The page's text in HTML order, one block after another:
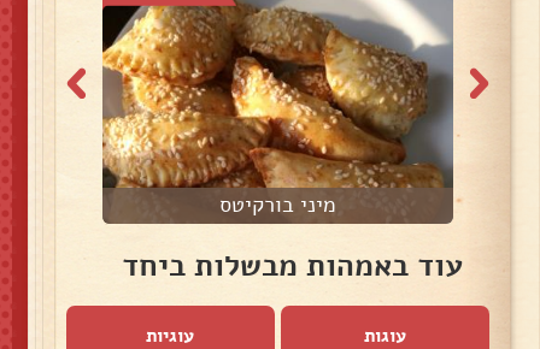
מיני בורקיטס
עוד באמהות מבשלות ביחד
עוגות עוגיות